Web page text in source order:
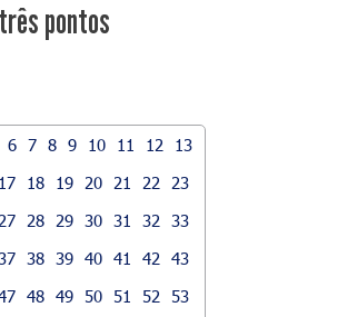
pontos
6 7 8 9 10 11 12
13
17 18 19 20 21 22
23
27 28 29 30 31 32
33
38 39 40 41 42
43
48 49 50 51 52
53